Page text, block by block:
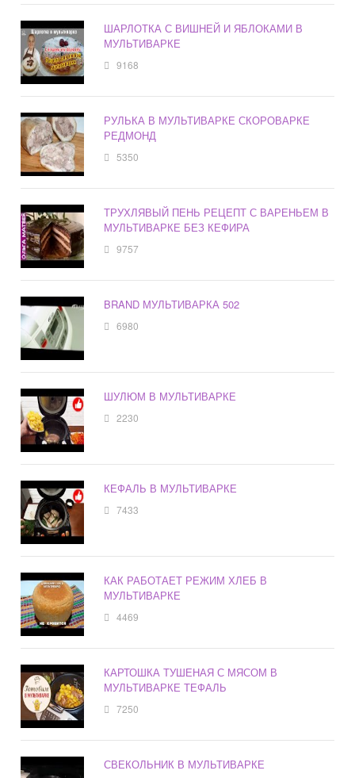
ШАРЛОТКА С ВИШНЕЙ И ЯБЛОКАМИ В
МУЛЬТИВАРКЕ
9168
РУЛЬКА В МУЛЬТИВАРКЕ СКОРОВАРКЕ
РЕДМОНД
5350
ТРУХЛЯВЫЙ ПЕНЬ РЕЦЕПТ С ВАРЕНЬЕМ В
МУЛЬТИВАРКЕ БЕЗ КЕФИРА
9757
BRAND МУЛЬТИВАРКА 502
6980
ШУЛЮМ В МУЛЬТИВАРКЕ
2230
КЕФАЛЬ В МУЛЬТИВАРКЕ
7433
КАК РАБОТАЕТ РЕЖИМ ХЛЕБ В
МУЛЬТИВАРКЕ
4469
КАРТОШКА ТУШЕНАЯ С МЯСОМ В
МУЛЬТИВАРКЕ ТЕФАЛЬ
7250
СВЕКОЛЬНИК В МУЛЬТИВАРКЕ